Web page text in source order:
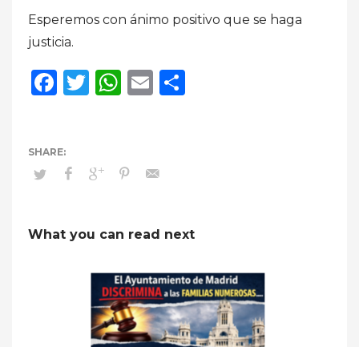
Esperemos con ánimo positivo que se haga
justicia.
Facebook
Twitter
WhatsApp
Email
What you can read next